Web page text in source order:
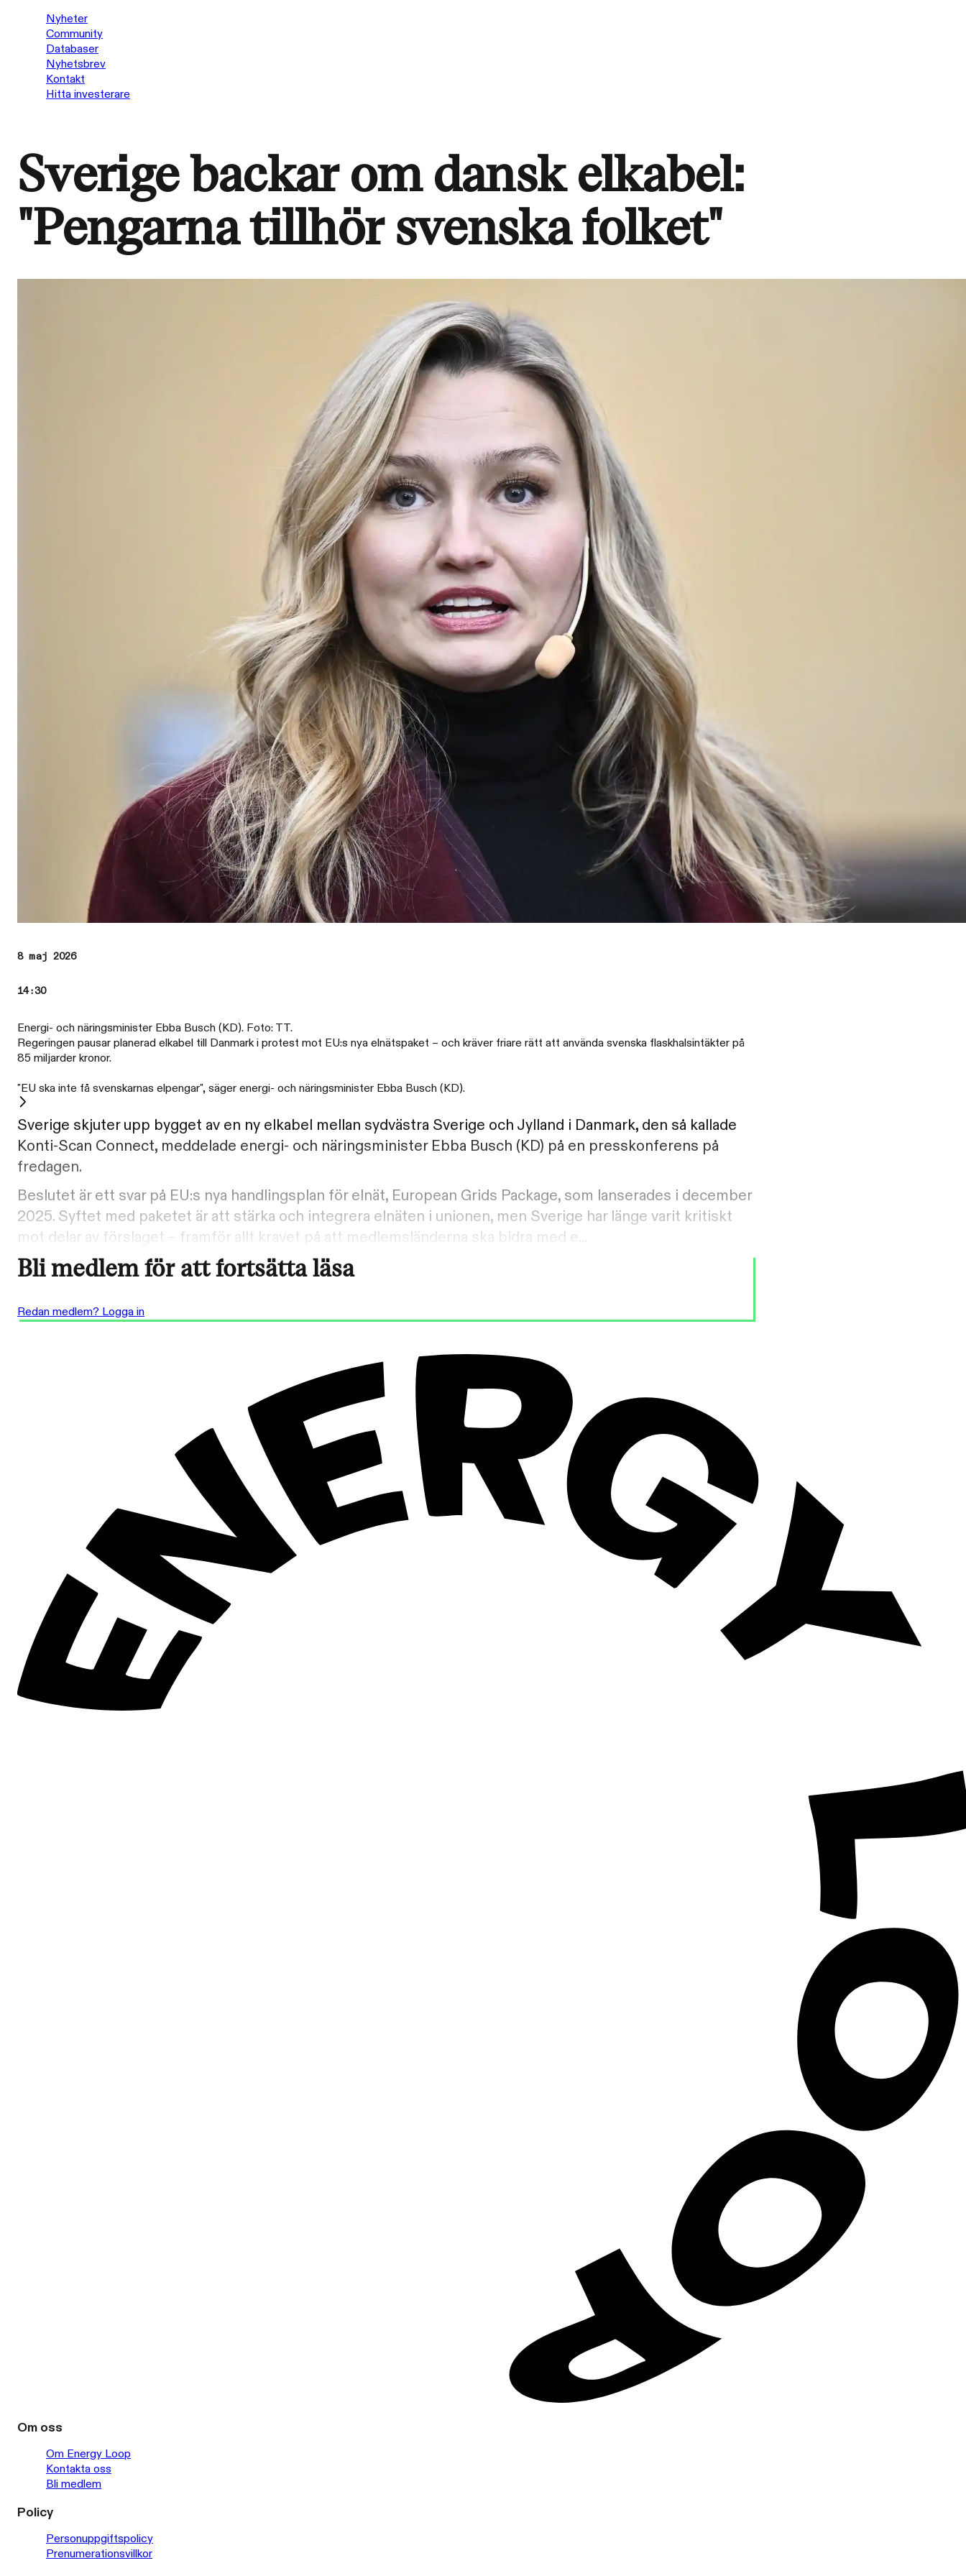
Nyheter
Community
Databaser
Nyhetsbrev
Kontakt
Hitta investerare
Sverige backar om dansk elkabel:
"Pengarna tillhör svenska folket"
8 maj 2026
14:30
Energi- och näringsminister Ebba Busch (KD). Foto: TT.
Regeringen pausar planerad elkabel till Danmark i protest mot EU:s nya elnätspaket – och kräver friare rätt att använda svenska flaskhalsintäkter på
85 miljarder kronor.
"EU ska inte få svenskarnas elpengar", säger energi- och näringsminister Ebba Busch (KD).
Sverige skjuter upp bygget av en ny elkabel mellan sydvästra Sverige och Jylland i Danmark, den så kallade
Konti-Scan Connect, meddelade energi- och näringsminister Ebba Busch (KD) på en presskonferens på
fredagen.
Beslutet är ett svar på EU:s nya handlingsplan för elnät, European Grids Package, som lanserades i december
2025. Syftet med paketet är att stärka och integrera elnäten i unionen, men Sverige har länge varit kritiskt
mot delar av förslaget – framför allt kravet på att medlemsländerna ska bidra med e...
Bli medlem för att fortsätta läsa
Redan medlem? Logga in
Om oss
Om Energy Loop
Kontakta oss
Bli medlem
Policy
Personuppgiftspolicy
Prenumerationsvillkor